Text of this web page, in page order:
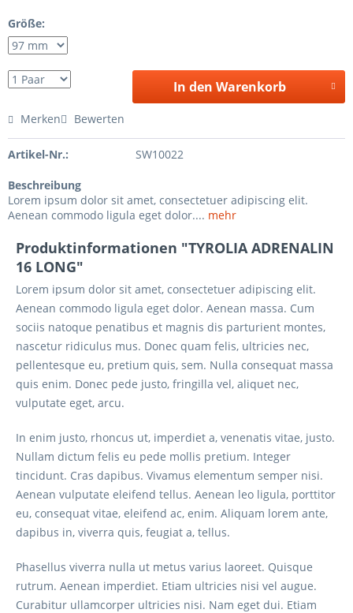
Größe:
In den Warenkorb
Merken Bewerten
Artikel-Nr.: SW10022
Beschreibung
Lorem ipsum dolor sit amet, consectetuer adipiscing elit.
Aenean commodo ligula eget dolor.... mehr
Produktinformationen "TYROLIA ADRENALIN
16 LONG"
Lorem ipsum dolor sit amet, consectetuer adipiscing elit.
Aenean commodo ligula eget dolor. Aenean massa. Cum
sociis natoque penatibus et magnis dis parturient montes,
nascetur ridiculus mus. Donec quam felis, ultricies nec,
pellentesque eu, pretium quis, sem. Nulla consequat massa
quis enim. Donec pede justo, fringilla vel, aliquet nec,
vulputate eget, arcu.
In enim justo, rhoncus ut, imperdiet a, venenatis vitae, justo.
Nullam dictum felis eu pede mollis pretium. Integer
tincidunt. Cras dapibus. Vivamus elementum semper nisi.
Aenean vulputate eleifend tellus. Aenean leo ligula, porttitor
eu, consequat vitae, eleifend ac, enim. Aliquam lorem ante,
dapibus in, viverra quis, feugiat a, tellus.
Phasellus viverra nulla ut metus varius laoreet. Quisque
rutrum. Aenean imperdiet. Etiam ultricies nisi vel augue.
Curabitur ullamcorper ultricies nisi. Nam eget dui. Etiam